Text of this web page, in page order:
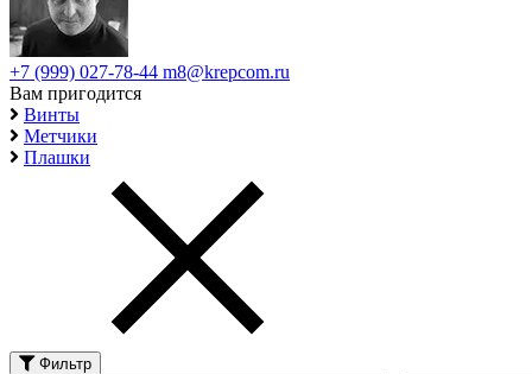
+7 (999) 027-78-44 m8@krepcom.ru
Вам пригодится
Винты
Метчики
Плашки
Фильтр